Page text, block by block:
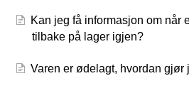
Kan jeg få informasjon om når
tilbake på lager igjen?
Varen er ødelagt, hvordan gjør